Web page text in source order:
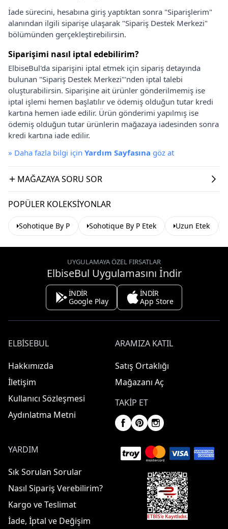
İade sürecini, hesabına giriş yaptıktan sonra "Siparişlerim"
alanından ilgili siparişe ulaşarak "Sipariş Destek Merkezi"
bölümünden gerçekleştirebilirsin.
Siparişimi nasıl iptal edebilirim?
ElbiseBul'da siparişini iptal etmek için sipariş detayında
bulunan "Sipariş Destek Merkezi"'nden iptal talebi
oluşturabilirsin. Siparişine ait ürünler gönderilmemiş ise
iptal işlemi hemen başlatılır ve ödemiş olduğun tutar kredi
kartına hemen iade edilir. Ürün gönderimi yapılmış ise
ödemiş olduğun tutar ürünlerin mağazaya iadesinden sonra
kredi kartına iade edilir.
» Daha fazla bilgi için Yardım Sayfasına göz at
MAĞAZAYA SORU SOR
POPÜLER KOLEKSIYONLAR
Sohotique By P Sohotique By P Etek Uzun Etek
UYGULAMAYA ÖZEL FIRSATLAR
ElbiseBul Uygulamasını İndir
İNDİR
Google Play
İNDİR
App Store
ELBISEBUL
Hakkımızda
İletişim
Kullanıcı Sözleşmesi
Aydınlatma Metni
ARAMIZA KATIL
Satış Ortaklığı
Mağazanı Aç
TAKIP ET
YARDIM
Sık Sorulan Sorular
Nasıl Sipariş Verebilirim?
Kargo ve Teslimat
İade, İptal ve Değişim